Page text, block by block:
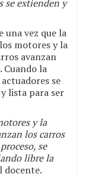
se extienden y
vez que la
motores y la
avanzan
Cuando la
se
lista para ser
y la
los carros
se
libre la
docente.